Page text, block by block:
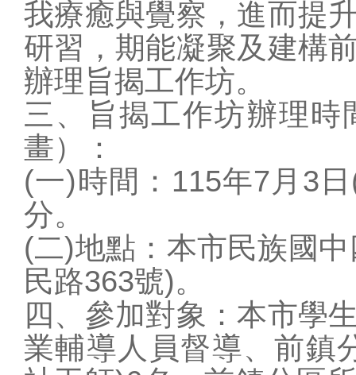
學生專區
家長專區
校園訊息
站務相關
圖片連結
我療癒與覺察，進而提
研習，期能凝聚及建構
辦理旨揭工作坊。
三、旨揭工作坊辦理
畫）：
(一)時間：115年7月3
分。
(二)地點：本市民族國
民路363號)。
四、參加對象：本市學
業輔導人員督導、前鎮